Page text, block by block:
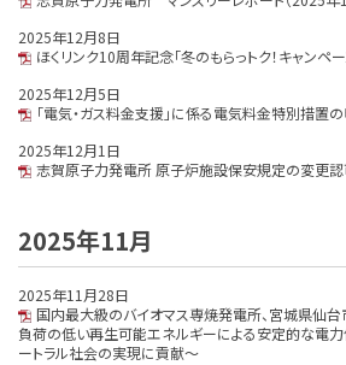
2025年12月8日
ほくリンク10周年記念「冬のもらっトク！キャンペ
2025年12月5日
「電気・ガス料金支援」に係る電気料金特別措置
2025年12月1日
志賀原子力発電所 原子炉施設保安規定の変更
2025年11月
2025年11月28日
国内最大級のバイオマス専焼発電所、宮城県仙
負荷の低い再生可能エネルギーによる安定的な電力
ートラル社会の実現に貢献～